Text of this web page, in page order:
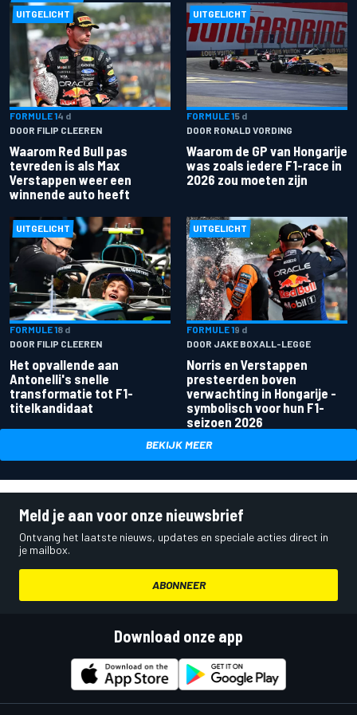
UITGELICHT
FORMULE 14 d
DOOR FILIP CLEEREN
Waarom Red Bull pas
tevreden is als Max
Verstappen weer een
winnende auto heeft
UITGELICHT
FORMULE 15 d
DOOR RONALD VORDING
Waarom de GP van Hongarije
was zoals iedere F1-race in
2026 zou moeten zijn
UITGELICHT
FORMULE 18 d
DOOR FILIP CLEEREN
Het opvallende aan
Antonelli's snelle
transformatie tot F1-
titelkandidaat
UITGELICHT
FORMULE 19 d
DOOR JAKE BOXALL-LEGGE
Norris en Verstappen
presteerden boven
verwachting in Hongarije -
symbolisch voor hun F1-
seizoen 2026
BEKIJK MEER
Meld je aan voor onze nieuwsbrief
Ontvang het laatste nieuws, updates en speciale acties direct in
je mailbox.
ABONNEER
Download onze app